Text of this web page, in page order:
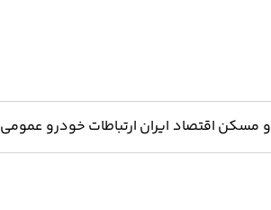
و مسکن اقتصاد ایران ارتباطات خودرو عمومی